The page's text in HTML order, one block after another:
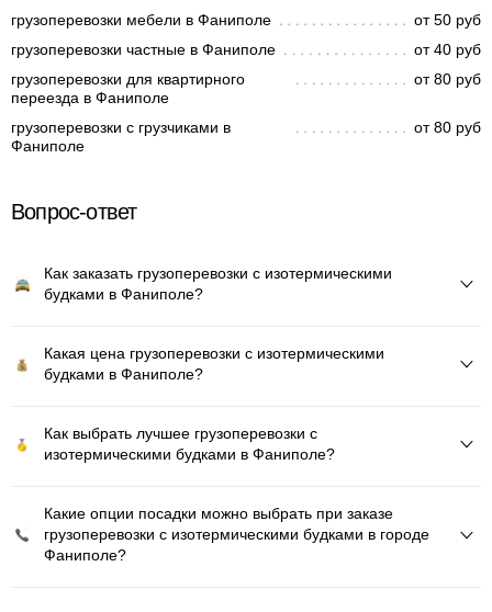
грузоперевозки мебели в Фаниполе
от 50 руб
грузоперевозки частные в Фаниполе
от 40 руб
грузоперевозки для квартирного
переезда в Фаниполе
от 80 руб
грузоперевозки с грузчиками в
Фаниполе
от 80 руб
Вопрос-ответ
Как заказать грузоперевозки с изотермическими
будками в Фаниполе?
Какая цена грузоперевозки с изотермическими
будками в Фаниполе?
Как выбрать лучшее грузоперевозки с
изотермическими будками в Фаниполе?
Какие опции посадки можно выбрать при заказе
грузоперевозки с изотермическими будками в городе
Фаниполе?